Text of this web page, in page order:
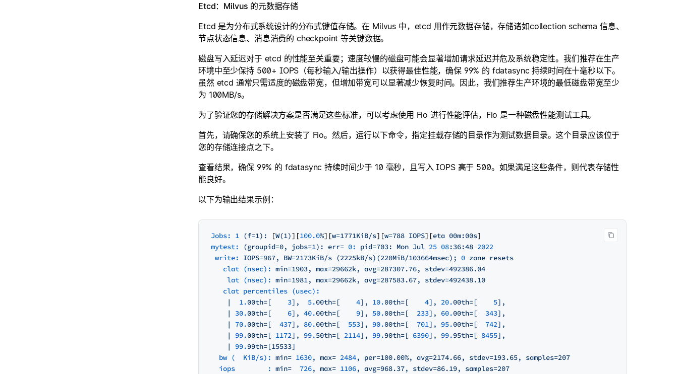
Etcd：Milvus 的元数据存储
Etcd 是为分布式系统设计的分布式键值存储。在 Milvus 中，etcd 用作元数据存储，存储诸如collection schema 信息、
节点状态信息、消息消费的 checkpoint 等关键数据。
磁盘写入延迟对于 etcd 的性能至关重要；速度较慢的磁盘可能会显著增加请求延迟并危及系统稳定性。我们推荐在生产
环境中至少保持 500+ IOPS（每秒输入/输出操作）以获得最佳性能，确保 99% 的 fdatasync 持续时间在十毫秒以下。
虽然 etcd 通常只需适度的磁盘带宽，但增加带宽可以显著减少恢复时间。因此，我们推荐生产环境的最低磁盘带宽至少
为 100MB/s。
为了验证您的存储解决方案是否满足这些标准，可以考虑使用 Fio 进行性能评估，Fio 是一种磁盘性能测试工具。
首先，请确保您的系统上安装了 Fio。然后，运行以下命令，指定挂载存储的目录作为测试数据目录。这个目录应该位于
您的存储连接点之下。
查看结果，确保 99% 的 fdatasync 持续时间少于 10 毫秒，且写入 IOPS 高于 500。如果满足这些条件，则代表存储性
能良好。
以下为输出结果示例：
Jobs: 1 (f=1): [W(1)][100.0%][w=1771KiB/s][w=788 IOPS][eta 00m:00s
mytest:
(groupid=0, jobs=1): err= 0: pid=703: Mon Jul 25 08:36:48 2022
write:
IOPS=967, BW=2173KiB/s (2225kB/s)(220MiB/103664msec); 0 zone resets
clat (nsec): min=1903, max=29662k, avg=287307.76,
stdev=492386.04
lat (nsec): min=1981, max=29662k, avg=287583.67,
stdev=492438.10
clat percentiles (usec):
|
1.00th=[ 3], 5.00th=[ 4], 10.00th=[ 4], 20.00th=[ 5],
|
30.00th=[ 6], 40.00th=[ 9], 50.00th=[ 233], 60.00th=[ 343],
|
70.00th=[ 437], 80.00th=[ 553], 90.00th=[ 701], 95.00th=[ 742],
|
99.00th=[ 1172], 99.50th=[ 2114], 99.90th=[ 6390], 99.95th=[ 8455],
|
99.99th=[15533]
bw (  KiB/s): min= 1630, max= 2484, per=100.00%, avg=2174.66, stdev=193.65,
samples=207
iops        : min= 726, max= 1106, avg=968.37, stdev=86.19,
samples=207